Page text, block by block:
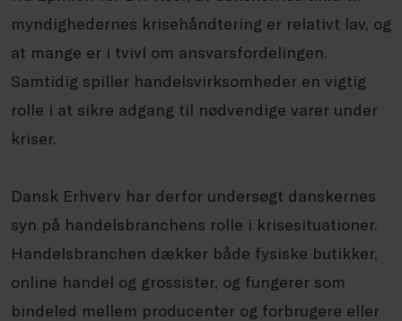
myndighedernes krisehåndtering er relativt lav, og
at mange er i tvivl om ansvarsfordelingen.
Samtidig spiller handelsvirksomheder en vigtig
rolle i at sikre adgang til nødvendige varer under
kriser.
Dansk Erhverv har derfor undersøgt danskernes
syn på handelsbranchens rolle i krisesituationer.
Handelsbranchen dækker både fysiske butikker,
online handel og grossister, og fungerer som
bindeled mellem producenter og forbrugere eller